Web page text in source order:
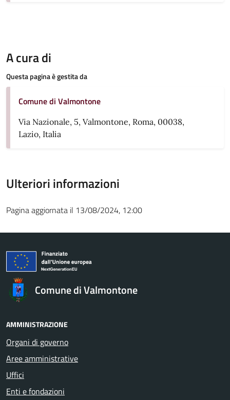
A cura di
Questa pagina è gestita da
Comune di Valmontone
Via Nazionale, 5, Valmontone, Roma, 00038,
Lazio, Italia
Ulteriori informazioni
Pagina aggiornata il 13/08/2024, 12:00
Comune di Valmontone
AMMINISTRAZIONE
Organi di governo
Aree amministrative
Uffici
Enti e fondazioni